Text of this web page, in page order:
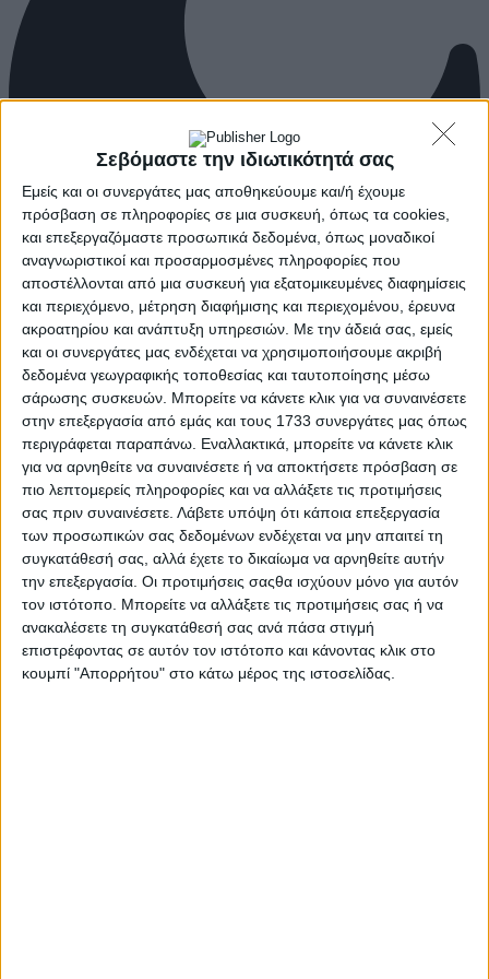
Σεβόμαστε την ιδιωτικότητά σας
Εμείς και οι συνεργάτες μας αποθηκεύουμε και/ή έχουμε
πρόσβαση σε πληροφορίες σε μια συσκευή, όπως τα cookies,
και επεξεργαζόμαστε προσωπικά δεδομένα, όπως μοναδικοί
αναγνωριστικοί και προσαρμοσμένες πληροφορίες που
αποστέλλονται από μια συσκευή για εξατομικευμένες διαφημίσεις
και περιεχόμενο, μέτρηση διαφήμισης και περιεχομένου, έρευνα
ακροατηρίου και ανάπτυξη υπηρεσιών. Με την άδειά σας, εμείς
και οι συνεργάτες μας ενδέχεται να χρησιμοποιήσουμε ακριβή
δεδομένα γεωγραφικής τοποθεσίας και ταυτοποίησης μέσω
σάρωσης συσκευών. Μπορείτε να κάνετε κλικ για να συναινέσετε
στην επεξεργασία από εμάς και τους 1733 συνεργάτες μας όπως
περιγράφεται παραπάνω. Εναλλακτικά, μπορείτε να κάνετε κλικ
για να αρνηθείτε να συναινέσετε ή να αποκτήσετε πρόσβαση σε
πιο λεπτομερείς πληροφορίες και να αλλάξετε τις προτιμήσεις
σας πριν συναινέσετε. Λάβετε υπόψη ότι κάποια επεξεργασία
των προσωπικών σας δεδομένων ενδέχεται να μην απαιτεί τη
συγκατάθεσή σας, αλλά έχετε το δικαίωμα να αρνηθείτε αυτήν
την επεξεργασία. Οι προτιμήσεις σαςθα ισχύουν μόνο για αυτόν
τον ιστότοπο. Μπορείτε να αλλάξετε τις προτιμήσεις σας ή να
ανακαλέσετε τη συγκατάθεσή σας ανά πάσα στιγμή
επιστρέφοντας σε αυτόν τον ιστότοπο και κάνοντας κλικ στο
κουμπί "Απορρήτου" στο κάτω μέρος της ιστοσελίδας.